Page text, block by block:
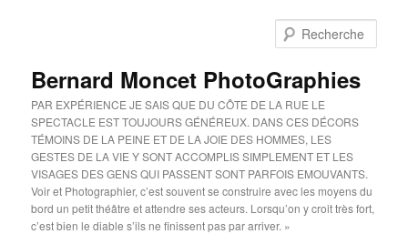
Bernard Moncet PhotoGraphies
PAR EXPÉRIENCE JE SAIS QUE DU CÔTE DE LA RUE LE
SPECTACLE EST TOUJOURS GÉNÉREUX. DANS CES DÉCORS
TÉMOINS DE LA PEINE ET DE LA JOIE DES HOMMES, LES
GESTES DE LA VIE Y SONT ACCOMPLIS SIMPLEMENT ET LES
VISAGES DES GENS QUI PASSENT SONT PARFOIS EMOUVANTS.
Voir et Photographier, c’est souvent se construire avec les moyens du
bord un petit théâtre et attendre ses acteurs. Lorsqu’on y croit très fort,
c’est bien le diable s’ils ne finissent pas par arriver. »